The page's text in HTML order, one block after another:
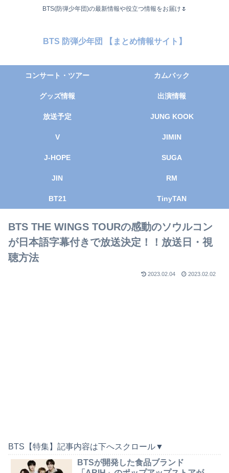
BTS(防弾少年団)の最新情報や役立つ情報をお届け🌷
BTS 防弾少年団 【まとめ情報サイト】
コンサート・ツアー カムバック
グッズ情報 出演情報
放送予定 JUNG KOOK
V JIMIN
J-HOPE SUGA
JIN RM
BT21 TinyTAN
BTS THE WINGS TOURの感動のソウルコン
が日本語字幕付きで放送決定！！放送日・視
聴方法
2023.02.04 2023.02.02
BTS【特集】記事内容は下へスクロール▼
BTSが開発した食品ブランド